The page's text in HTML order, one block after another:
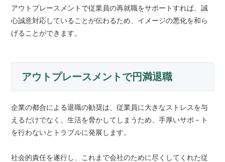
アウトプレースメントで従業員の再就職をサポートすれば、誠
心誠意対応していることが伝わるため、イメージの悪化を和ら
げることができます。
アウトプレースメントで円満退職
企業の都合による退職の勧奨は、従業員に大きなストレスを与
えるだけでなく、生活を脅かしてしまうため、手厚いサポ－ト
を行わないとトラブルに発展します。
社会的責任を遂行し、これまで会社のために尽くしてくれた従